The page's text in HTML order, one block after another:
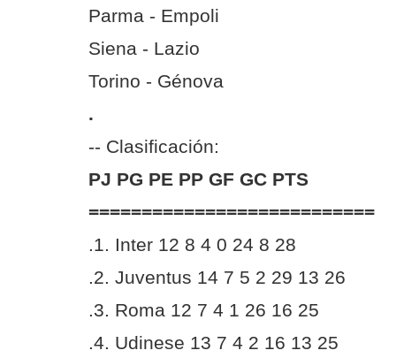
Parma - Empoli
Siena - Lazio
Torino - Génova
.
-- Clasificación:
PJ PG PE PP GF GC PTS
===========================
.1. Inter 12 8 4 0 24 8 28
.2. Juventus 14 7 5 2 29 13 26
.3. Roma 12 7 4 1 26 16 25
.4. Udinese 13 7 4 2 16 13 25